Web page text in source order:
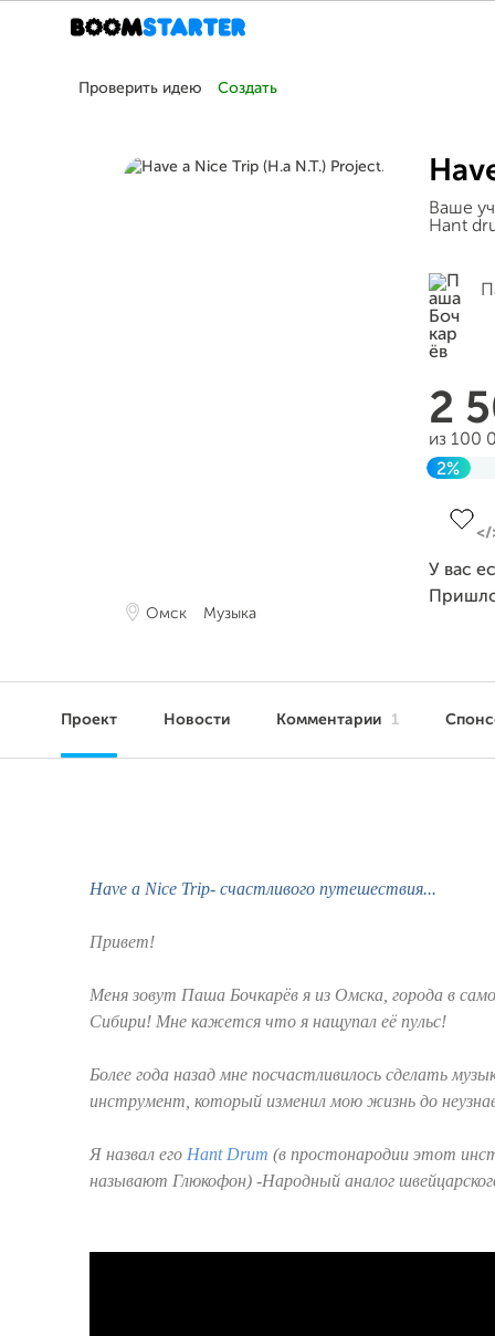
Проверить идею Создать
Омск Музыка
Ваше
Hant
2
из 100
2%
У вас
Проект Новости Комментарии 1
Have a Nice Trip- счастливого путешествия...
Привет!
Меня зовут Паша Бочкарёв я из Омска, города в
Сибири! Мне кажется что я нащупал её пульс!
Более года назад мне посчастливилось сделать
инструмент, который изменил мою жизнь до
Я назвал его Hant Drum (в простонародии этот
называют Глюкофон) -Народный аналог